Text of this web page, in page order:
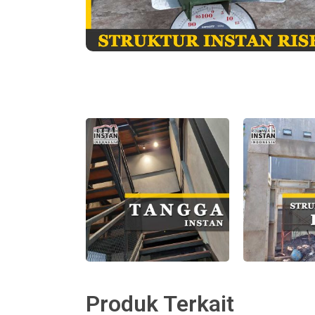
Produk Terkait